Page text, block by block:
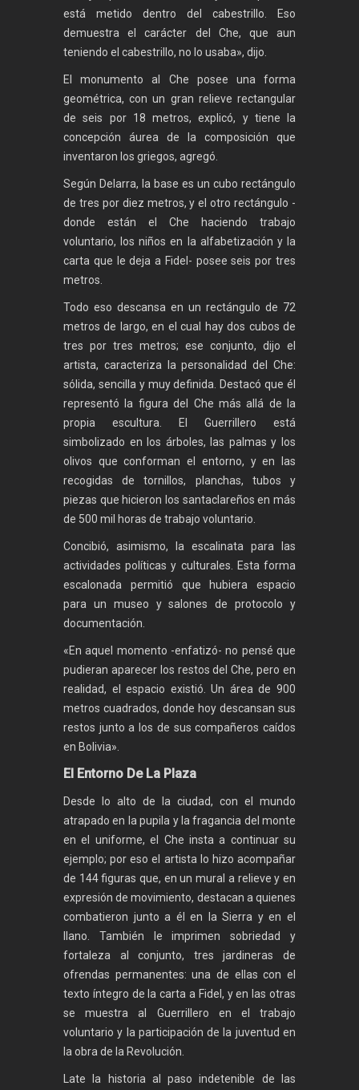
está metido dentro del cabestrillo. Eso
demuestra el carácter del Che, que aun
teniendo el cabestrillo, no lo usaba», dijo.
El monumento al Che posee una forma
geométrica, con un gran relieve rectangular
de seis por 18 metros, explicó, y tiene la
concepción áurea de la composición que
inventaron los griegos, agregó.
Según Delarra, la base es un cubo rectángulo
de tres por diez metros, y el otro rectángulo -
donde están el Che haciendo trabajo
voluntario, los niños en la alfabetización y la
carta que le deja a Fidel- posee seis por tres
metros.
Todo eso descansa en un rectángulo de 72
metros de largo, en el cual hay dos cubos de
tres por tres metros; ese conjunto, dijo el
artista, caracteriza la personalidad del Che:
sólida, sencilla y muy definida. Destacó que él
representó la figura del Che más allá de la
propia escultura. El Guerrillero está
simbolizado en los árboles, las palmas y los
olivos que conforman el entorno, y en las
recogidas de tornillos, planchas, tubos y
piezas que hicieron los santaclareños en más
de 500 mil horas de trabajo voluntario.
Concibió, asimismo, la escalinata para las
actividades políticas y culturales. Esta forma
escalonada permitió que hubiera espacio
para un museo y salones de protocolo y
documentación.
«En aquel momento -enfatizó- no pensé que
pudieran aparecer los restos del Che, pero en
realidad, el espacio existió. Un área de 900
metros cuadrados, donde hoy descansan sus
restos junto a los de sus compañeros caídos
en Bolivia».
El Entorno De La Plaza
Desde lo alto de la ciudad, con el mundo
atrapado en la pupila y la fragancia del monte
en el uniforme, el Che insta a continuar su
ejemplo; por eso el artista lo hizo acompañar
de 144 figuras que, en un mural a relieve y en
expresión de movimiento, destacan a quienes
combatieron junto a él en la Sierra y en el
llano. También le imprimen sobriedad y
fortaleza al conjunto, tres jardineras de
ofrendas permanentes: una de ellas con el
texto íntegro de la carta a Fidel, y en las otras
se muestra al Guerrillero en el trabajo
voluntario y la participación de la juventud en
la obra de la Revolución.
Late la historia al paso indetenible de las